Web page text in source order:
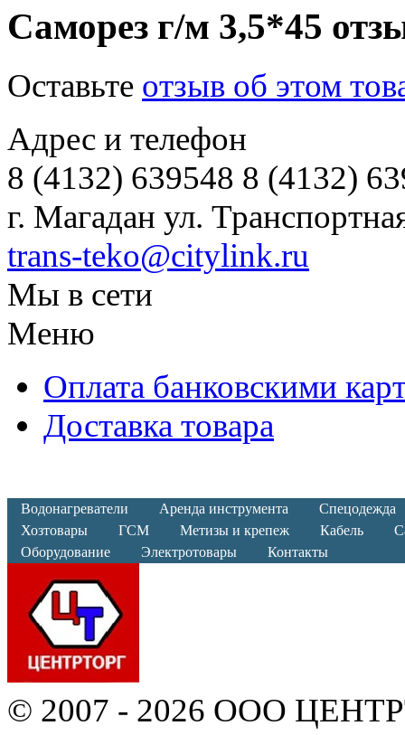
Саморез г/м 3,5*45
Оставьте отзыв об этом
Адрес и телефон
8 (4132) 639548 8 (4132)
г. Магадан ул.
trans-teko@citylink.ru
Мы в сети
Меню
Оплата банковскими
Доставка товара
Водонагреватели Аренда инструмента
Спецодежда
Хозтовары
ГСМ Метизы и крепеж Кабель
Оборудование
Электротовары Контакты
© 2007 - 2026 ООО